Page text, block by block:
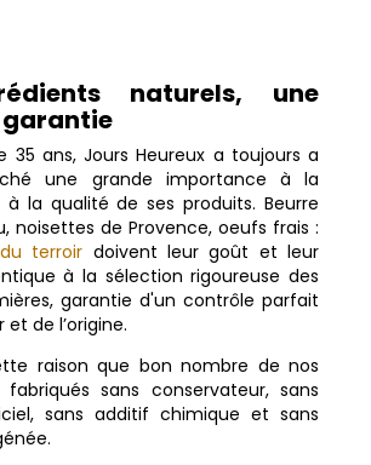
naturels, une
35 ans, Jours Heureux a toujours a
une grande importance à la
la qualité de ses produits. Beurre
noisettes de Provence, oeufs frais :
terroir doivent leur goût et leur
à la sélection rigoureuse des
garantie d'un contrôle parfait
de l’origine.
raison que bon nombre de nos
sans conservateur, sans
sans additif chimique et sans